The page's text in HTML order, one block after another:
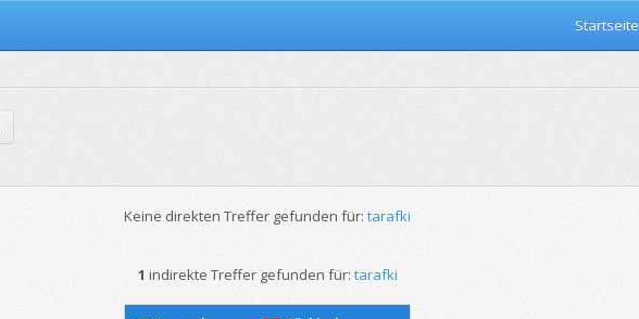
Startseite
Keine direkten Treffer gefunden für: tarafki
1 indirekte Treffer gefunden für: tarafki